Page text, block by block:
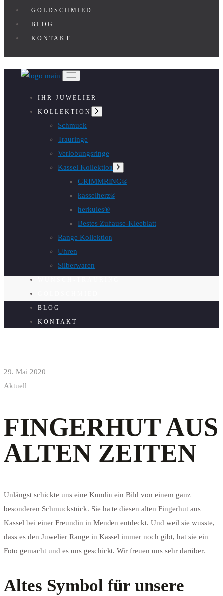
GOLDSCHMIED
BLOG
KONTAKT
IHR JUWELIER
KOLLEKTION
Untermenü
anzeigen
Schmuck
Trauringe
Verlobungsringe
Kassel Kollektion Untermenü
anzeigen
GRIMMRING®
kasselherz®
herkules®
Bestes Zuhause-Kleeblatt
Range Kollektion
Uhren
Silberwaren
BLOG
KONTAKT
29. Mai 2020
Aktuell
FINGERHUT AUS
ALTEN ZEITEN
Unlängst schickte uns eine Kundin ein Bild von einem ganz
besonderen Schmuckstück. Sie hatte diesen alten Fingerhut aus
Kassel bei einer Freundin in Menden entdeckt. Und weil sie wusste,
dass es den Juwelier Range in Kassel immer noch gibt, hat sie ein
Foto gemacht und es uns geschickt. Wir freuen uns sehr darüber.
Altes Symbol für unsere